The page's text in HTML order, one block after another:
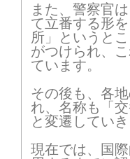
1
2
8
15 16
22 23
また、警察官
て立番する形
所」というと
がつけられ、
ています。
その後も、各
れ、名称も「
と変遷していき
現在では、国